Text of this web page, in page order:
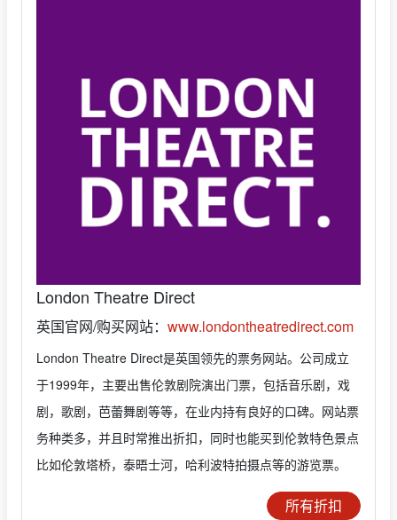
London Theatre Direct
英国官网/购买网站： www.londontheatredirect.com
London Theatre Direct是英国领先的票务网站。公司成立
于1999年，主要出售伦敦剧院演出门票，包括音乐剧，戏
剧，歌剧，芭蕾舞剧等等，在业内持有良好的口碑。网站票
务种类多，并且时常推出折扣，同时也能买到伦敦特色景点
比如伦敦塔桥，泰晤士河，哈利波特拍摄点等的游览票。
所有折扣